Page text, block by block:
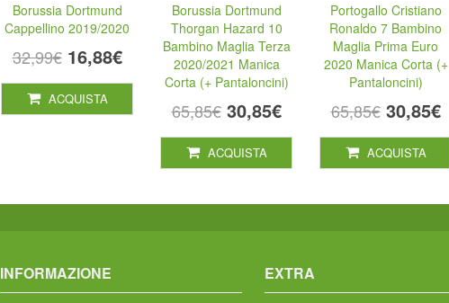
Borussia Dortmund
Cappellino 2019/2020
32,99€ 16,88€
ACQUISTA
Borussia Dortmund
Thorgan Hazard 10
Bambino Maglia Terza
2020/2021 Manica
Corta (+ Pantaloncini)
65,85€ 30,85€
ACQUISTA
Portogallo Cristiano
Ronaldo 7 Bambino
Maglia Prima Euro
2020 Manica Corta (+
Pantaloncini)
65,85€ 30,85€
ACQUISTA
INFORMAZIONE EXTRA